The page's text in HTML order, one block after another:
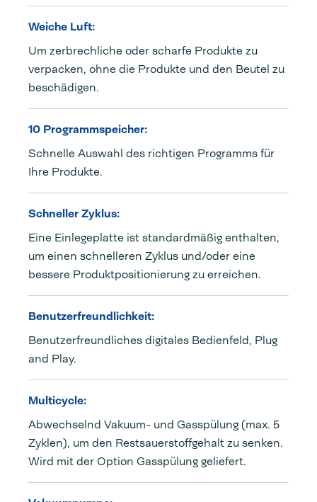
Weiche Luft:
Um zerbrechliche oder scharfe Produkte zu
verpacken, ohne die Produkte und den Beutel zu
beschädigen.
10 Programmspeicher:
Schnelle Auswahl des richtigen Programms für
Ihre Produkte.
Schneller Zyklus:
Eine Einlegeplatte ist standardmäßig enthalten,
um einen schnelleren Zyklus und/oder eine
bessere Produktpositionierung zu erreichen.
Benutzerfreundlichkeit:
Benutzerfreundliches digitales Bedienfeld, Plug
and Play.
Multicycle:
Abwechselnd Vakuum- und Gasspülung (max. 5
Zyklen), um den Restsauerstoffgehalt zu senken.
Wird mit der Option Gasspülung geliefert.